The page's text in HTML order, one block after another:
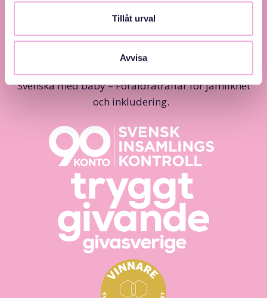
Tillåt urval
Avvisa
Svenska med baby – Föräldraträffar för jämlikhet
och inkludering.